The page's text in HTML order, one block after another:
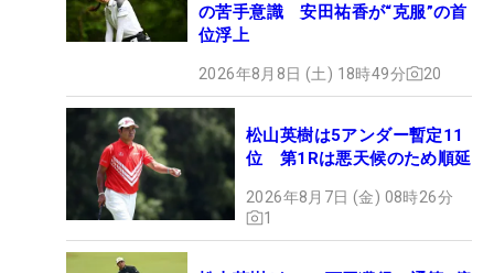
の苦手意識 安田祐香が“克服”の首
位浮上
2026年8月8日 (土) 18時49分 20
松山英樹は5アンダー暫定11
位 第1Rは悪天候のため順延
2026年8月7日 (金) 08時26分
1